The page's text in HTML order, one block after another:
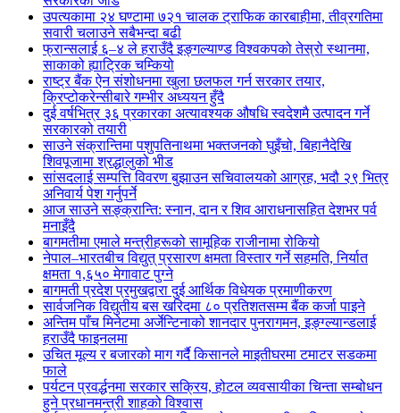
उपत्यकामा २४ घण्टामा ७२१ चालक ट्राफिक कारबाहीमा, तीव्रगतिमा
सवारी चलाउने सबैभन्दा बढी
फ्रान्सलाई ६–४ ले हराउँदै इङ्गल्याण्ड विश्वकपको तेस्रो स्थानमा,
साकाको ह्याट्रिक चम्कियो
राष्ट्र बैंक ऐन संशोधनमा खुला छलफल गर्न सरकार तयार,
क्रिप्टोकरेन्सीबारे गम्भीर अध्ययन हुँदै
दुई वर्षभित्र ३६ प्रकारका अत्यावश्यक औषधि स्वदेशमै उत्पादन गर्ने
सरकारको तयारी
साउने संक्रान्तिमा पशुपतिनाथमा भक्तजनको घुइँचो, बिहानैदेखि
शिवपूजामा श्रद्धालुको भीड
सांसदलाई सम्पत्ति विवरण बुझाउन सचिवालयको आग्रह, भदौ २९ भित्र
अनिवार्य पेश गर्नुपर्ने
आज साउने सङ्क्रान्ति: स्नान, दान र शिव आराधनासहित देशभर पर्व
मनाइँदै
बागमतीमा एमाले मन्त्रीहरूको सामूहिक राजीनामा रोकियो
नेपाल–भारतबीच विद्युत् प्रसारण क्षमता विस्तार गर्ने सहमति, निर्यात
क्षमता १,६५० मेगावाट पुग्ने
बागमती प्रदेश प्रमुखद्वारा दुई आर्थिक विधेयक प्रमाणीकरण
सार्वजनिक विद्युतीय बस खरिदमा ८० प्रतिशतसम्म बैंक कर्जा पाइने
अन्तिम पाँच मिनेटमा अर्जेन्टिनाको शानदार पुनरागमन, इङ्ग्ल्यान्डलाई
हराउँदै फाइनलमा
उचित मूल्य र बजारको माग गर्दै किसानले माइतीघरमा टमाटर सडकमा
फाले
पर्यटन प्रवर्द्धनमा सरकार सक्रिय, होटल व्यवसायीका चिन्ता सम्बोधन
हुने प्रधानमन्त्री शाहको विश्वास